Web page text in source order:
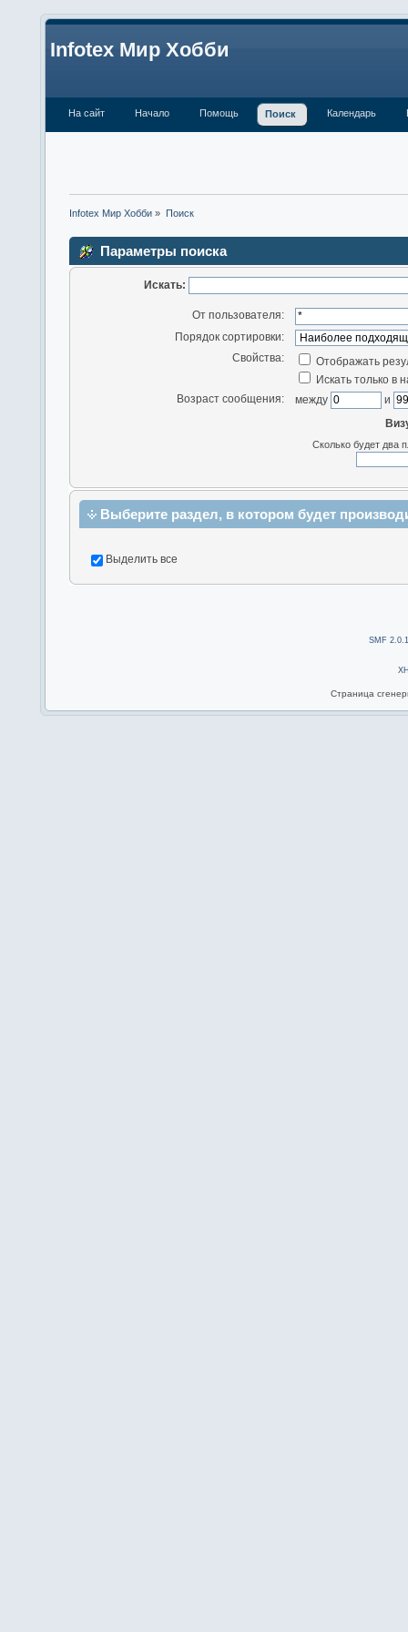
Infotex Мир Хобби
На сайт Начало Помощь Поиск Календарь
Infotex Мир Хобби » Поиск
Параметры поиска
Искать:
От пользователя:
Порядок сортировки:
Свойства:
Отображать
Искать только в
Возраст сообщения:
между
и
Сколько будет два
Выберите раздел, в котором будет
Выделить все
SMF
Страница